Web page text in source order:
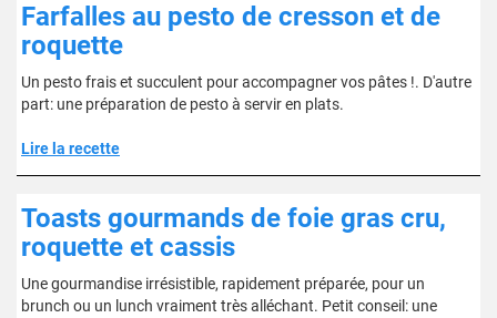
Farfalles au pesto de cresson et de
roquette
Un pesto frais et succulent pour accompagner vos pâtes !. D'autre
part: une préparation de pesto à servir en plats.
Lire la recette
Toasts gourmands de foie gras cru,
roquette et cassis
Une gourmandise irrésistible, rapidement préparée, pour un
brunch ou un lunch vraiment très alléchant. Petit conseil: une